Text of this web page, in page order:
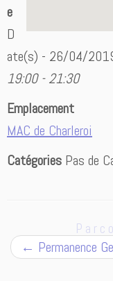
e
D
ate(s) - 26/04/
19:00 - 21:30
Emplacement
MAC de Charleroi
Catégories Pas de
← Permanence